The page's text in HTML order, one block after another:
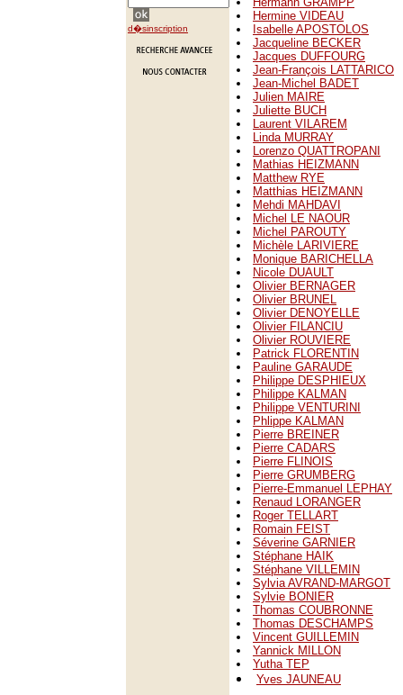
d�sinscription
Hermine VIDEAU
Isabelle APOSTOLOS
Jacqueline BECKER
Jacques DUFFOURG
Jean-François LATTARICO
Jean-Michel BADET
Julien MAIRE
Juliette BUCH
Laurent VILAREM
Linda MURRAY
Lorenzo QUATTROPANI
Mathias HEIZMANN
Matthew RYE
Matthias HEIZMANN
Mehdi MAHDAVI
Michel LE NAOUR
Michel PAROUTY
Michèle LARIVIERE
Monique BARICHELLA
Nicole DUAULT
Olivier BERNAGER
Olivier BRUNEL
Olivier DENOYELLE
Olivier FILANCIU
Olivier ROUVIERE
Patrick FLORENTIN
Pauline GARAUDE
Philippe DESPHIEUX
Philippe KALMAN
Philippe VENTURINI
Phlippe KALMAN
Pierre BREINER
Pierre CADARS
Pierre FLINOIS
Pierre GRUMBERG
Pierre-Emmanuel LEPHAY
Renaud LORANGER
Roger TELLART
Romain FEIST
Séverine GARNIER
Stéphane HAIK
Stéphane VILLEMIN
Sylvia AVRAND-MARGOT
Sylvie BONIER
Thomas COUBRONNE
Thomas DESCHAMPS
Vincent GUILLEMIN
Yannick MILLON
Yutha TEP
Yves JAUNEAU